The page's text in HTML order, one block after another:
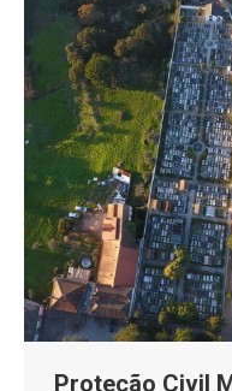
Proteção Civil